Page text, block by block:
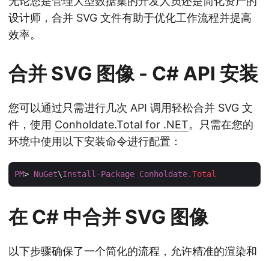
设计师，合并 SVG 文件有助于优化工作流程并提高
效率。
合并 SVG 图像 - C# API 安装
您可以通过只需进行几次 API 调用轻松合并 SVG 文
件，使用 Conholdate.Total for .NET。只需在您的
环境中使用以下安装命令进行配置：
PM> NuGet\Install-Package Conholdate.Total
在 C# 中合并 SVG 图像
以下步骤确保了一个简化的流程，允许精准的渲染和